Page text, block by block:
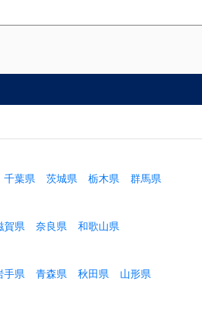
千葉県 茨城県 栃木県 群馬県
賀県 奈良県 和歌山県
手県 青森県 秋田県 山形県